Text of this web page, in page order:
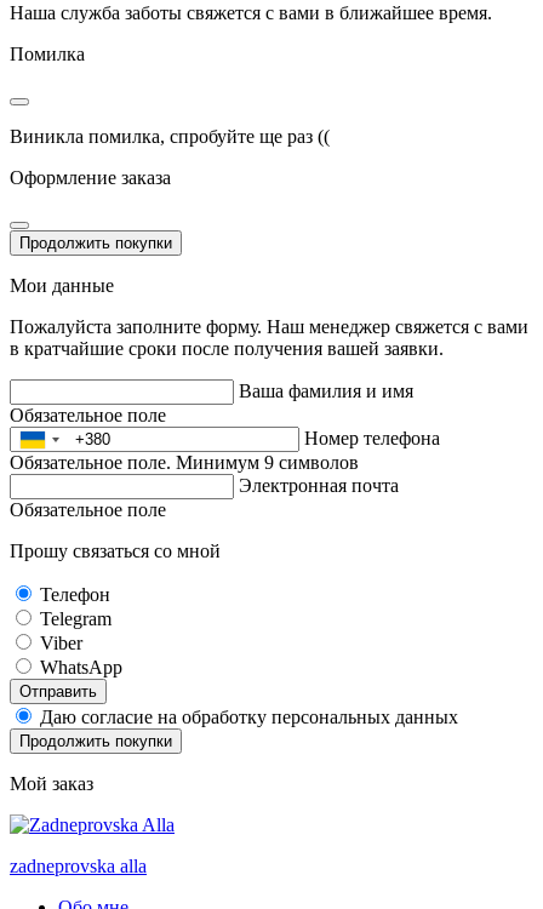
Наша служба заботы свяжется с вами в ближайшее время.
Помилка
Виникла помилка, спробуйте ще раз ((
Оформление заказа
Продолжить покупки
Мои данные
Пожалуйста заполните форму. Наш менеджер свяжется с вами
в кратчайшие сроки после получения вашей заявки.
Ваша фамилия и имя
Обязательное поле
Номер телефона
Обязательное поле. Минимум 9 символов
Электронная почта
Обязательное поле
Прошу связаться со мной
Телефон
Telegram
Viber
WhatsApp
Отправить
Даю согласие на обработку персональных данных
Продолжить покупки
Мой заказ
zadneprovska alla